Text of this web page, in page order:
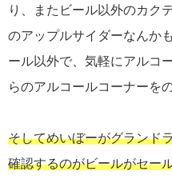
り、またビール以外のカク
のアップルサイダーなんか
ール以外で、気軽にアルコ
らのアルコールコーナーを
そしてめいぼーがグランド
確認するのがビールがセー